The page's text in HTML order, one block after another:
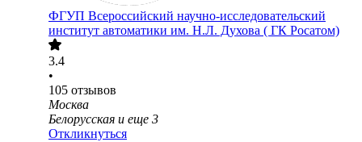
ФГУП Всероссийский научно-исследовательский
институт автоматики им. Н.Л. Духова ( ГК Росатом)
3.4
•
105 отзывов
Москва
Белорусская и еще 3
Откликнуться